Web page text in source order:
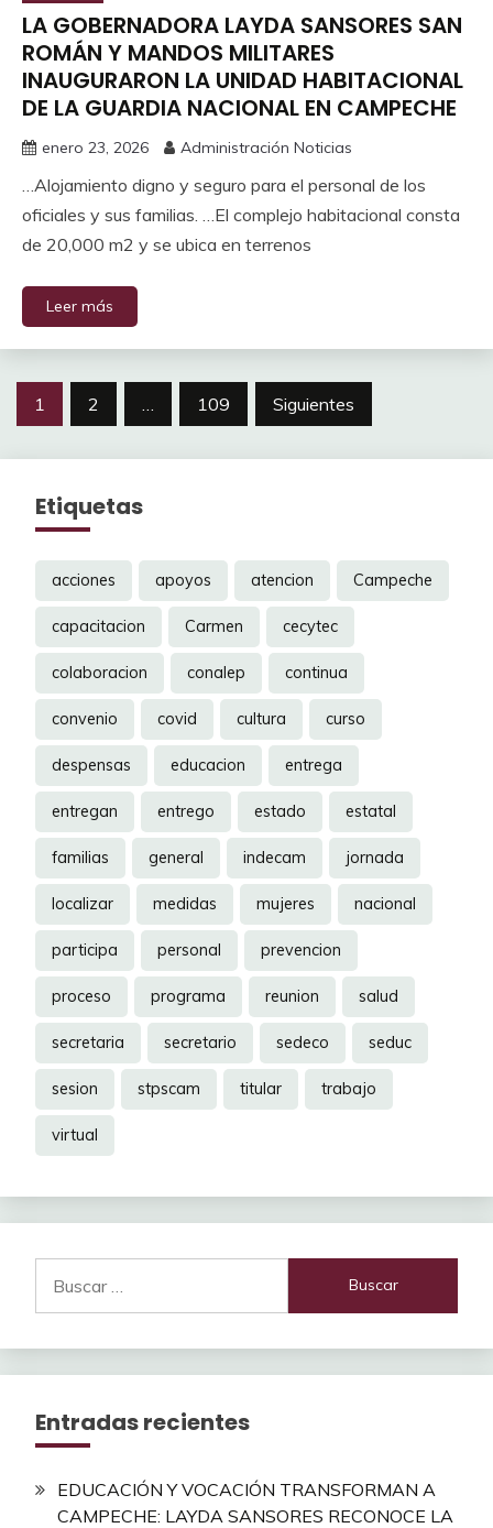
LA GOBERNADORA LAYDA SANSORES SAN
ROMÁN Y MANDOS MILITARES
INAUGURARON LA UNIDAD HABITACIONAL
DE LA GUARDIA NACIONAL EN CAMPECHE
enero 23, 2026 Administración Noticias
…Alojamiento digno y seguro para el personal de los
oficiales y sus familias. …El complejo habitacional consta
de 20,000 m2 y se ubica en terrenos
Leer más
Navegación
1 2 … 109 Siguientes
Etiquetas
acciones apoyos atencion Campeche
capacitacion Carmen cecytec
colaboracion conalep continua
convenio covid cultura curso
despensas educacion entrega
entregan entrego estado estatal
familias general indecam jornada
localizar medidas mujeres nacional
participa personal prevencion
proceso programa reunion salud
secretaria secretario sedeco seduc
sesion stpscam titular trabajo
virtual
Entradas recientes
EDUCACIÓN Y VOCACIÓN TRANSFORMAN A
CAMPECHE: LAYDA SANSORES RECONOCE LA